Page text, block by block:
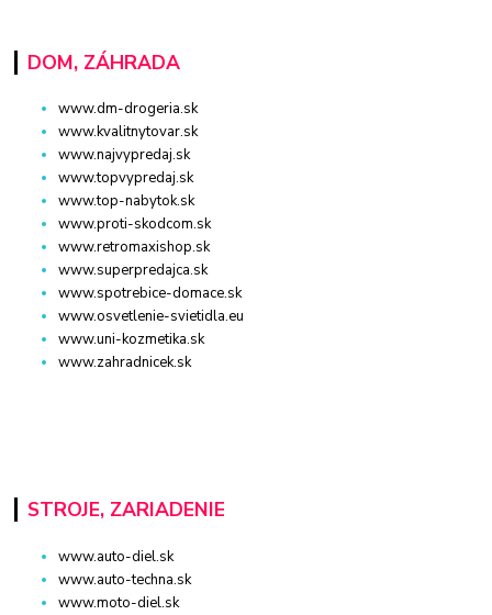
DOM, ZÁHRADA
www.dm-drogeria.sk
www.kvalitnytovar.sk
www.najvypredaj.sk
www.topvypredaj.sk
www.top-nabytok.sk
www.proti-skodcom.sk
www.retromaxishop.sk
www.superpredajca.sk
www.spotrebice-domace.sk
www.osvetlenie-svietidla.eu
www.uni-kozmetika.sk
www.zahradnicek.sk
STROJE, ZARIADENIE
www.auto-diel.sk
www.auto-techna.sk
www.moto-diel.sk